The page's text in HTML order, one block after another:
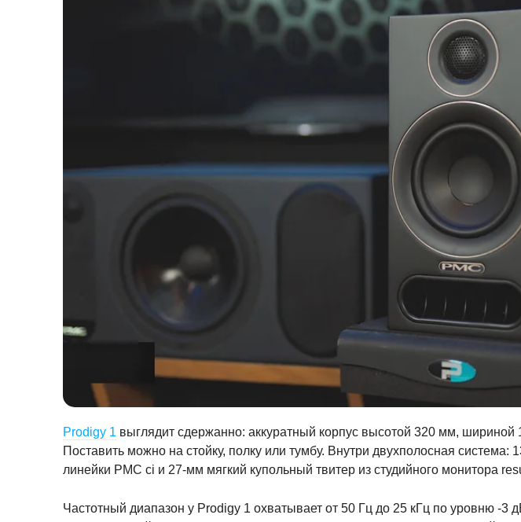
Prodigy 1 выглядит сдержанно: аккуратный корпус высотой 320 мм, шириной
Поставить можно на стойку, полку или тумбу. Внутри двухполосная
линейки PMC ci и 27-мм мягкий купольный твитер из студийного монитора
Частотный диапазон у Prodigy 1 охватывает от 50 Гц до 25 кГц по уровню -3